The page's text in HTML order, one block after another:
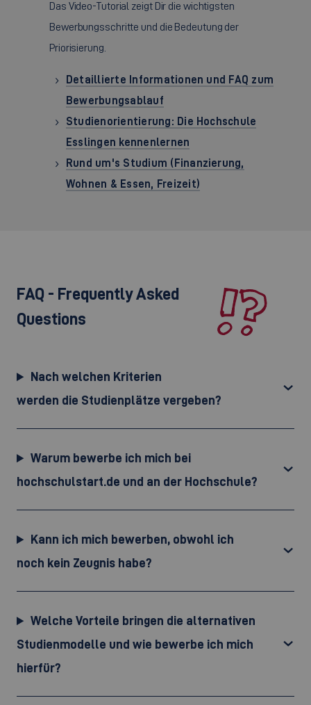
Das Video-Tutorial zeigt Dir die wichtigsten
Bewerbungsschritte und die Bedeutung der
Priorisierung.
Detaillierte Informationen und FAQ zum
Bewerbungsablauf
Studienorientierung: Die Hochschule
Esslingen kennenlernen
Rund um's Studium (Finanzierung,
Wohnen & Essen, Freizeit)
FAQ - Frequently Asked
Questions
Nach welchen Kriterien
werden die Studienplätze vergeben?
Warum bewerbe ich mich bei
hochschulstart.de und an der Hochschule?
Kann ich mich bewerben, obwohl ich
noch kein Zeugnis habe?
Welche Vorteile bringen die alternativen
Studienmodelle und wie bewerbe ich mich
hierfür?